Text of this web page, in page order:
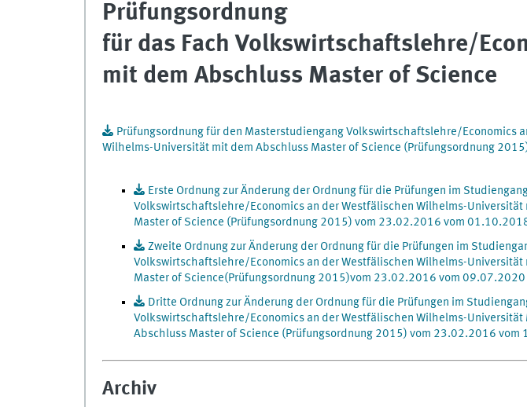
Prüfungsordnung
für das Fach Volkswirtschaftslehre/
mit dem Abschluss Master of Science
Prüfungsordnung für den Masterstudiengang Volkswirtschaftslehre/Economics
Wilhelms-Universität mit dem Abschluss Master of Science (Prüfungsordnung
Erste Ordnung zur Änderung der Ordnung für die Prüfungen im
Volkswirtschaftslehre/Economics an der Westfälischen Wilhelms-Universität
Master of Science (Prüfungsordnung 2015) vom 23.02.2016 vom
Zweite Ordnung zur Änderung der Ordnung für die Prüfungen im
Volkswirtschaftslehre/Economics an der Westfälischen Wilhelms-Universität
Master of Science(Prüfungsordnung 2015)vom 23.02.2016 vom 09.07.2020
Dritte Ordnung zur Änderung der Ordnung für die Prüfungen im
Volkswirtschaftslehre/Economics an der Westfälischen Wilhelms-Universität
Abschluss Master of Science (Prüfungsordnung 2015) vom 23.02.2016 vom
Archiv